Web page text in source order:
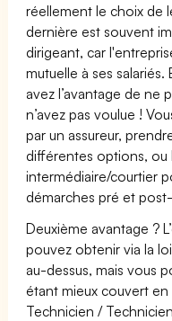
réellement le choix de
dernière est souvent
dirigeant, car
mutuelle à ses
avez l’avantage de ne
n’avez pas voulue !
par un assureur,
différentes options, ou
intermédiaire/courtier
démarches pré et
Deuxième avantage ?
pouvez obtenir via la
au-dessus, mais vous
étant mieux couvert
Technicien /